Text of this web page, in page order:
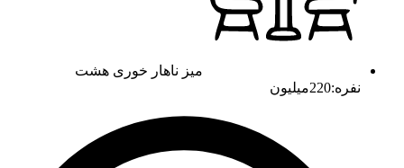
میز ناهار خوری هشت
نفره:220میلیون